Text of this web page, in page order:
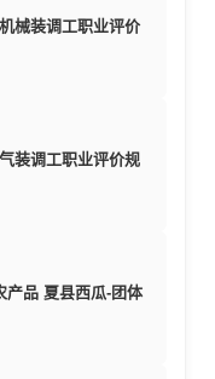
械装调工职业评价
装调工职业评价规
品 夏县西瓜-团体